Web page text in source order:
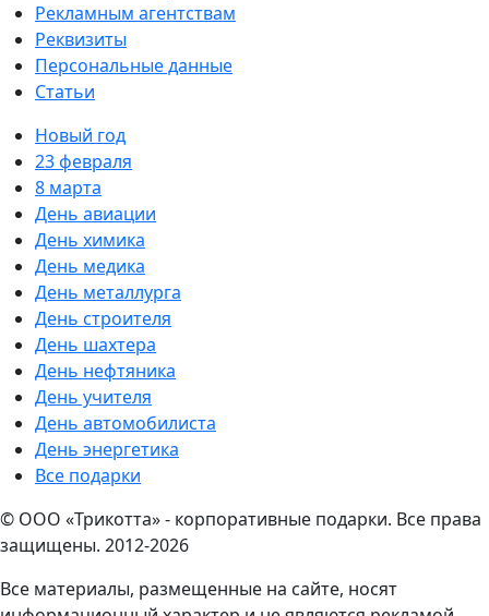
Рекламным агентствам
Реквизиты
Персональные данные
Статьи
Новый год
23 февраля
8 марта
День авиации
День химика
День медика
День металлурга
День строителя
День шахтера
День нефтяника
День учителя
День автомобилиста
День энергетика
Все подарки
© ООО «Трикотта» - корпоративные подарки. Все права
защищены. 2012-2026
Все материалы, размещенные на сайте, носят